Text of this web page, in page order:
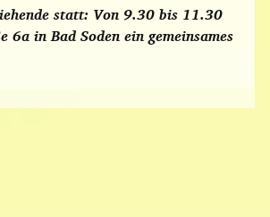
statt: Von 9.30 bis 11.30
in Bad Soden ein gemeinsames